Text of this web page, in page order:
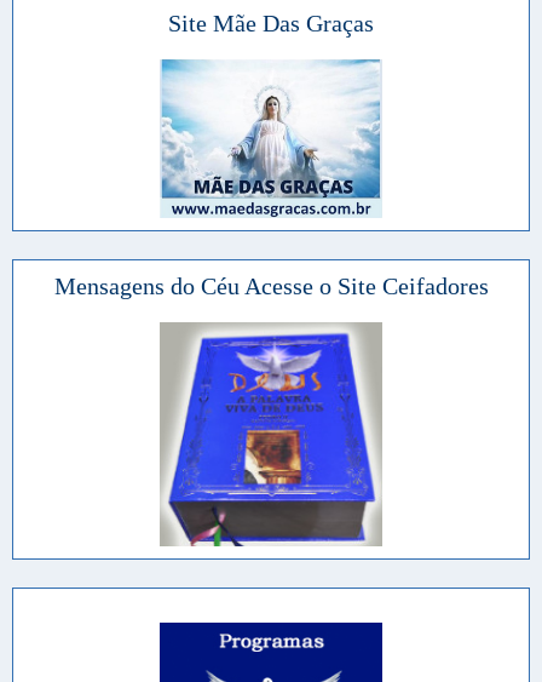
Site Mãe Das Graças
Mensagens do Céu Acesse o Site Ceifadores